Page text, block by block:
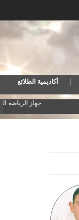
أكاديمية الطلائع